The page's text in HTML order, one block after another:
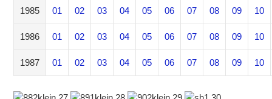
1985 01 02 03 04 05 06 07 08 09 10
1986 01 02 03 04 05 06 07 08 09 10
1987 01 02 03 04 05 06 07 08 09 10